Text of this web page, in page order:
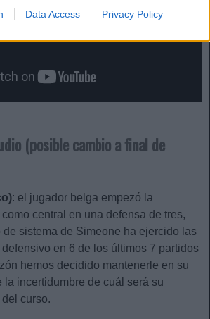
Data Access Privacy Policy
(posible cambio a final de
: el jugador belga empezó la
central en una defensa de tres,
de sistema de Simeone ha ejercido las
en 6 de los últimos 7 partidos
hemos decidido mantenerle en su
la incertidumbre de cuál será su
curso.